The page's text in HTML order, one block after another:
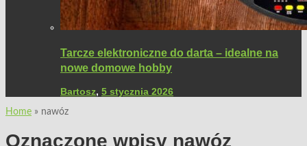
Tarcze elektroniczne do darta – idealne na
nowe domowe hobby
Bartosz, 5 stycznia 2026
Home » nawóz
Oznaczone wpisy nawóz